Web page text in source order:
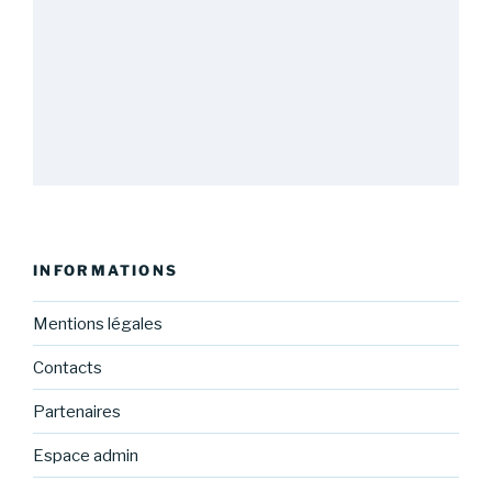
INFORMATIONS
Mentions légales
Contacts
Partenaires
Espace admin